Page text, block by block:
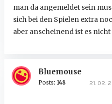
man da angemeldet sein
sich bei den Spielen extra
aber anscheinend ist es nicht
Bluemouse
Posts: 148 21. 02.